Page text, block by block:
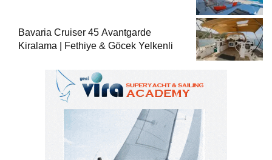
Bavaria Cruiser 45 Avantgarde
Kiralama | Fethiye & Göcek Yelkenli